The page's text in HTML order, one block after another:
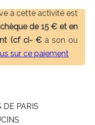
à cette activité est
chèque de 15 € et en
(cf ci- €à son ou
sur ce paiement
DE PARIS